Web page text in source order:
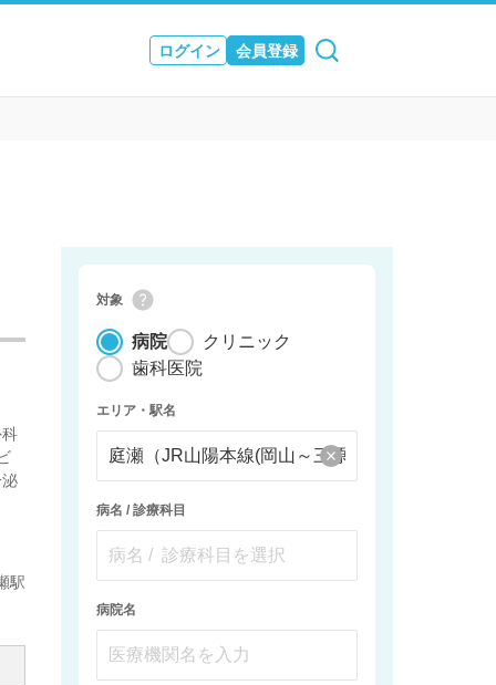
ログイン 会員登録
対象
病院
クリニック
歯科医院
エリア・駅名
病名 / 診療科目
病院名
駅